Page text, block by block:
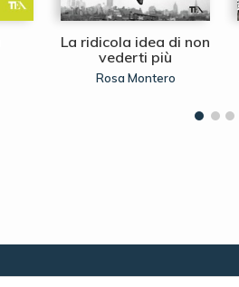
La ridicola idea di non
vederti più
Rosa Montero